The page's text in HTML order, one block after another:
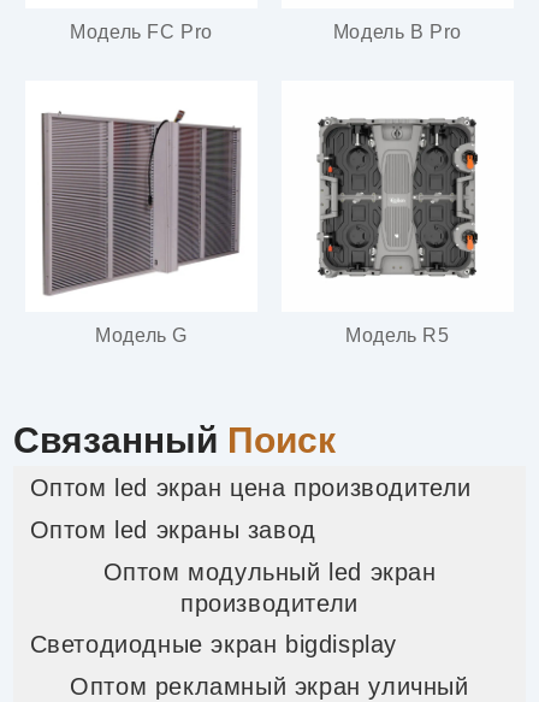
Модель FC Pro Модель B Pro
Модель G Модель R5
Связанный Поиск
Оптом led экран цена производители
Оптом led экраны завод
Оптом модульный led экран
производители
Светодиодные экран bigdisplay
Оптом рекламный экран уличный